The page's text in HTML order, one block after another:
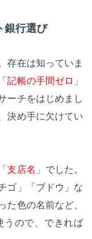
銀行選び
存在は知っていま
記帳の手間ゼロ 」
ーチをはじめまし
決め手に欠けてい
支店名 」でした。
ゴ」「ブドウ」な
た色の名前など、
うので、できれば